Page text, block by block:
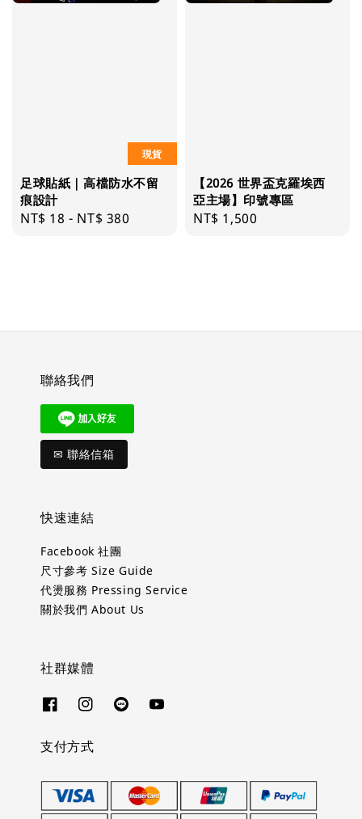
現貨
足球貼紙｜高檔防水不留
痕設計
Regular
NT$ 18 - NT$ 380
【2026 世界盃克羅埃西
亞主場】印號專區
Regular
NT$ 1,500
聯絡我們
✉ 聯絡信箱
快速連結
Facebook 社團
尺寸參考 Size Guide
代燙服務 Pressing Service
關於我們 About Us
社群媒體
支付方式